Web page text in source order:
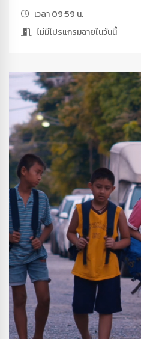
เวลา 09:59 น.
ไม่มีโปรแกรมฉายในวันนี้